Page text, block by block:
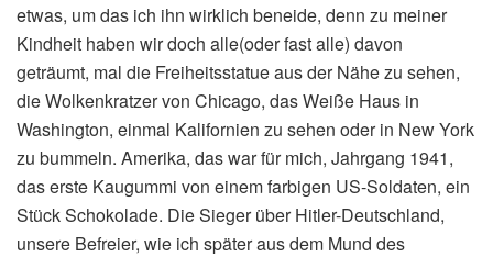
etwas, um das ich ihn wirklich beneide, denn zu meiner
Kindheit haben wir doch alle(oder fast alle) davon
geträumt, mal die Freiheitsstatue aus der Nähe zu sehen,
die Wolkenkratzer von Chicago, das Weiße Haus in
Washington, einmal Kalifornien zu sehen oder in New York
zu bummeln. Amerika, das war für mich, Jahrgang 1941,
das erste Kaugummi von einem farbigen US-Soldaten, ein
Stück Schokolade. Die Sieger über Hitler-Deutschland,
unsere Befreier, wie ich später aus dem Mund des